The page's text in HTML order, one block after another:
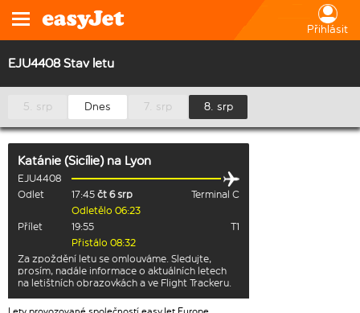
Přihlásit
EJU4408 Stav letu
5. srp Dnes 7. srp 8. srp
Katánie (Sicílie) na Lyon
EJU4408
Odlet
17:45 čt 6 srp
Terminal C
Odletělo 06:23
Přílet
19:55
T1
Přistálo 08:32
Za zpoždění letu se omlouváme. Sledujte,
prosím, nadále informace o aktuálních letech
na letištních obrazovkách a ve Flight Trackeru.